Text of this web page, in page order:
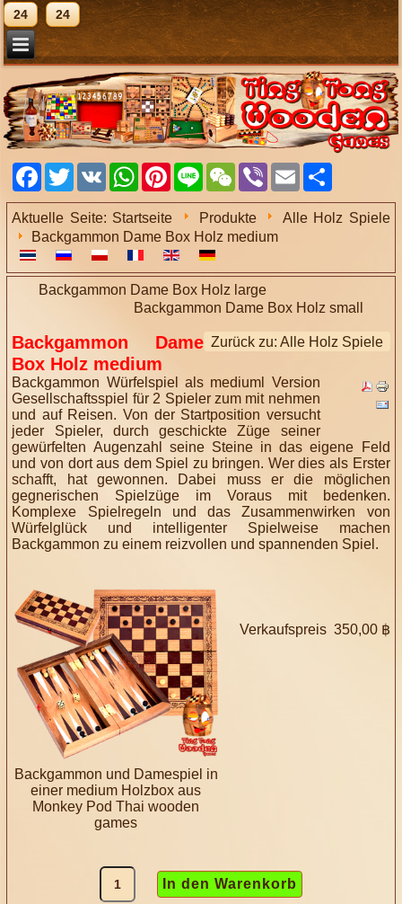
24 24
Facebook
TwitterVK WhatsAppPinterest
Line WeChatViber Email
Aktuelle Seite: Startseite Produkte
Alle Holz Spiele
Backgammon Dame Box Holz medium
Backgammon Dame Box Holz large
Backgammon Dame Box Holz small
Zurück zu: Alle Holz Spiele
Backgammon Dame
Box Holz medium
Backgammon Würfelspiel als mediuml Version
Gesellschaftsspiel für 2 Spieler zum mit nehmen
und auf Reisen. Von der Startposition versucht
jeder Spieler, durch geschickte Züge seiner
gewürfelten Augenzahl seine Steine in das eigene Feld
und von dort aus dem Spiel zu bringen. Wer dies als Erster
schafft, hat gewonnen. Dabei muss er die möglichen
gegnerischen Spielzüge im Voraus mit bedenken.
Komplexe Spielregeln und das Zusammenwirken von
Würfelglück und intelligenter Spielweise machen
Backgammon zu einem reizvollen und spannenden Spiel.
Backgammon und Damespiel in
einer medium Holzbox aus
Monkey Pod Thai wooden
games
Verkaufspreis 350,00 ฿